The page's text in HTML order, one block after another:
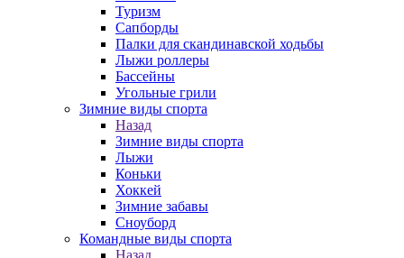
Туризм
Сапборды
Палки для скандинавской ходьбы
Лыжи роллеры
Бассейны
Угольные грили
Зимние виды спорта
Назад
Зимние виды спорта
Лыжи
Коньки
Хоккей
Зимние забавы
Сноуборд
Командные виды спорта
Назад